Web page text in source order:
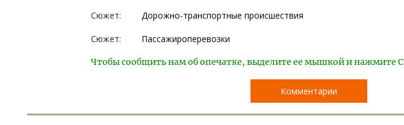
Сюжет: Дорожно-транспортные происшествия
Сюжет: Пассажироперевозки
Чтобы сообщить нам об опечатке, выделите ее мышкой и нажмите
Комментарии